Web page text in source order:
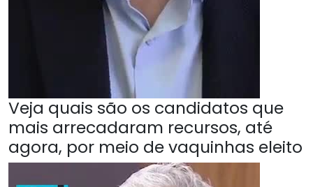
Veja quais são os candidatos que
mais arrecadaram recursos, até
agora, por meio de vaquinhas eleito